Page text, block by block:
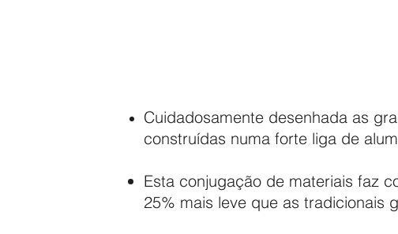
Cuidadosamente desenhada as
construídas numa forte liga de
Esta conjugação de materiais faz
25% mais leve que as tradicionais